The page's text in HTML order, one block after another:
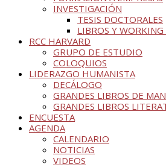
INVESTIGACIÓN
TESIS DOCTORALES
LIBROS Y WORKING
RCC HARVARD
GRUPO DE ESTUDIO
COLOQUIOS
LIDERAZGO HUMANISTA
DECÁLOGO
GRANDES LIBROS DE
GRANDES LIBROS
ENCUESTA
AGENDA
CALENDARIO
NOTICIAS
VIDEOS